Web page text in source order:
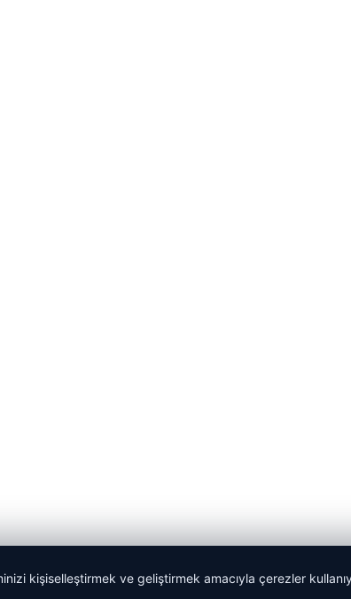
kişiselleştirmek ve geliştirmek amacıyla çerezler